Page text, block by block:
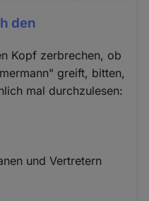
den
Kopf zerbrechen, ob
greift, bitten,
mal durchzulesen:
und Vertretern